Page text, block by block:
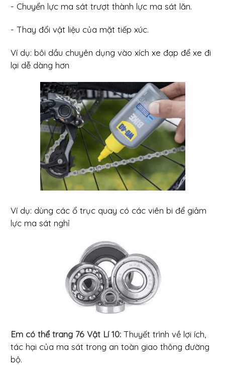
- Chuyển lực ma sát trượt thành lực ma sát lăn.
- Thay đổi vật liệu của mặt tiếp xúc.
Ví dụ: bôi dầu chuyên dụng vào xích xe đạp để xe đi
lại dễ dàng hơn
Ví dụ: dùng các ổ trục quay có các viên bi để giảm
lực ma sát nghỉ
Em có thể trang 76 Vật Lí 10: Thuyết trình về lợi ích,
tác hại của ma sát trong an toàn giao thông đường
bộ.